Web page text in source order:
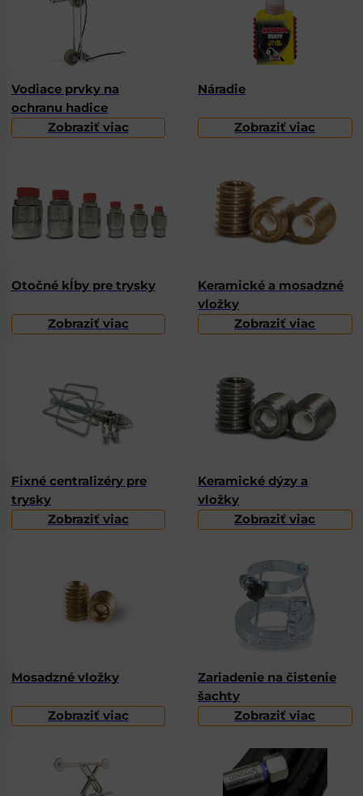
Vodiace prvky na
ochranu hadice
Zobraziť viac
Náradie
Zobraziť viac
Otočné kĺby pre trysky
Zobraziť viac
Keramické a mosadzné
vložky
Zobraziť viac
Fixné centralizéry pre
trysky
Zobraziť viac
Keramické dýzy a
vložky
Zobraziť viac
Mosadzné vložky
Zobraziť viac
Zariadenie na čistenie
šachty
Zobraziť viac